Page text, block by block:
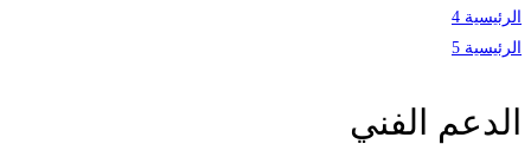
الرئيسية 4
الرئيسية 5
الدعم الفني